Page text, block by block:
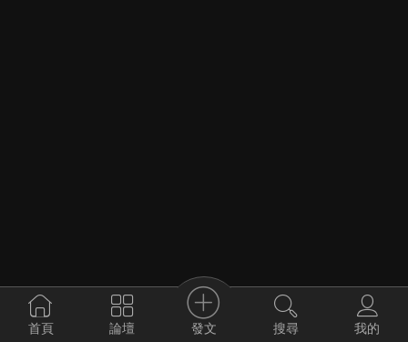
首頁 論壇 發文 搜尋 我的